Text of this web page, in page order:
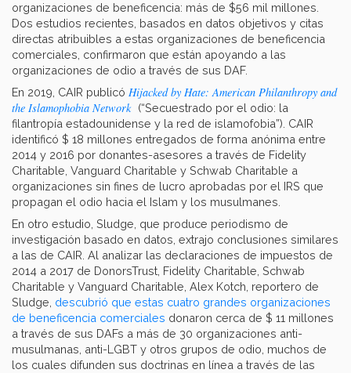
organizaciones de beneficencia: más de $56 mil millones.
Dos estudios recientes, basados en datos objetivos y citas
directas atribuibles a estas organizaciones de beneficencia
comerciales, confirmaron que están apoyando a las
organizaciones de odio a través de sus DAF.
En 2019, CAIR publicó Hijacked by Hate: American Philanthropy and
the Islamophobia Network (“Secuestrado por el odio: la
filantropía estadounidense y la red de islamofobia”). CAIR
identificó $ 18 millones entregados de forma anónima entre
2014 y 2016 por donantes-asesores a través de Fidelity
Charitable, Vanguard Charitable y Schwab Charitable a
organizaciones sin fines de lucro aprobadas por el IRS que
propagan el odio hacia el Islam y los musulmanes.
En otro estudio, Sludge, que produce periodismo de
investigación basado en datos, extrajo conclusiones similares
a las de CAIR. Al analizar las declaraciones de impuestos de
2014 a 2017 de DonorsTrust, Fidelity Charitable, Schwab
Charitable y Vanguard Charitable, Alex Kotch, reportero de
Sludge, descubrió que estas cuatro grandes organizaciones
de beneficencia comerciales donaron cerca de $ 11 millones
a través de sus DAFs a más de 30 organizaciones anti-
musulmanas, anti-LGBT y otros grupos de odio, muchos de
los cuales difunden sus doctrinas en línea a través de las